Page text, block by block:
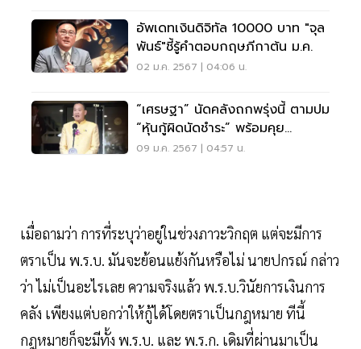
อัพเดทเงินดิจิทัล 10000 บาท "จุล
พันธ์"ชี้รู้คำตอบกฤษภีกาต้น ม.ค.
02 ม.ค. 2567 | 04:06 น.
“เศรษฐา” นัดคลังถกพรุ่งนี้ ตามปม
“หุ้นกู้ผิดนัดชำระ” พร้อมคุย
ธปท.บ่าย
09 ม.ค. 2567 | 04:57 น.
เมื่อถามว่า การที่ระบุว่าอยู่ในช่วงภาวะวิกฤต แต่จะมีการ
ตราเป็น พ.ร.บ. มันจะย้อนแย้งกันหรือไม่ นายปกรณ์ กล่าว
ว่า ไม่เป็นอะไรเลย ความจริงแล้ว พ.ร.บ.วินัยการเงินการ
คลัง เพียงแต่บอกว่าให้กู้ได้โดยตราเป็นกฎหมาย ทีนี้
กฎหมายก็จะมีทั้ง พ.ร.บ. และ พ.ร.ก. เดิมที่ผ่านมาเป็น